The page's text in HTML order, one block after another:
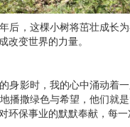
后，这棵小树将茁壮成长
改变世界的力量。
身影时，我的心中涌动着
播撒绿色与希望，他们就
保事业的默默奉献，每一